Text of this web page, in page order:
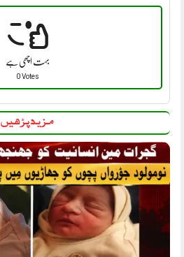
بہت اچھی ہے
0 Votes
مزید پڑھیں